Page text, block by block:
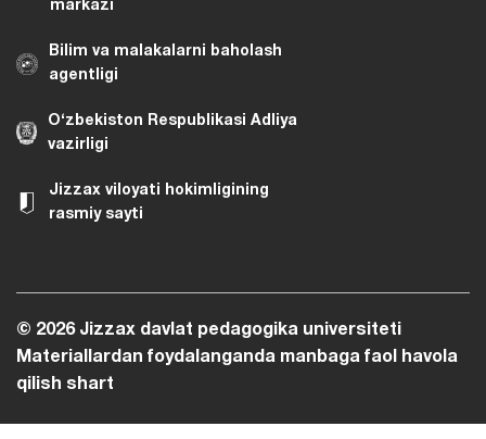
O‘zbekiston Respublikasi Milliy
Bilim va malakalarni baholash
O‘zbekiston Respublikasi Adliya
Jizzax viloyati hokimligining
© 2026 Jizzax davlat pedagogika universiteti
Materiallardan foydalanganda manbaga faol havola